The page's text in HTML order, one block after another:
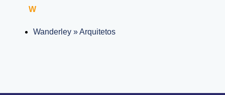
W
Wanderley » Arquitetos